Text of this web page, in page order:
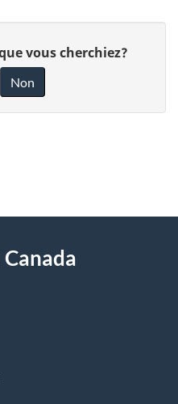
vous cherchiez?
Non